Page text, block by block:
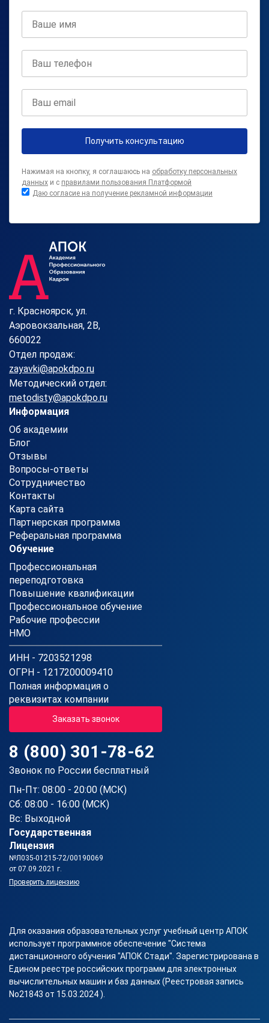
Получить консультацию
Нажимая на кнопку, я соглашаюсь на обработку персональных
данных и с правилами пользования Платформой
Даю согласие на получение рекламной информации
г. Красноярск, ул.
Аэровокзальная, 2В,
660022
Отдел продаж:
zayavki@apokdpo.ru
Методический отдел:
metodisty@apokdpo.ru
Информация
Об академии
Блог
Отзывы
Вопросы-ответы
Сотрудничество
Контакты
Карта сайта
Партнерская программа
Реферальная программа
Обучение
Профессиональная
переподготовка
Повышение квалификации
Профессиональное обучение
Рабочие профессии
НМО
ИНН - 7203521298
ОГРН - 1217200009410
Полная информация о
реквизитах компании
Заказать звонок
8 (800) 301-78-62
Звонок по России бесплатный
Пн-Пт: 08:00 - 20:00 (МСК)
Сб: 08:00 - 16:00 (МСК)
Вс: Выходной
Государственная
Лицензия
№Л035-01215-72/00190069
от 07.09.2021 г.
Проверить лицензию
Для оказания образовательных услуг учебный центр АПОК
использует программное обеспечение "Система
дистанционного обучения "АПОК Стади". Зарегистрирована в
Едином реестре российских программ для электронных
вычислительных машин и баз данных (Реестровая запись
No21843 от 15.03.2024 ).